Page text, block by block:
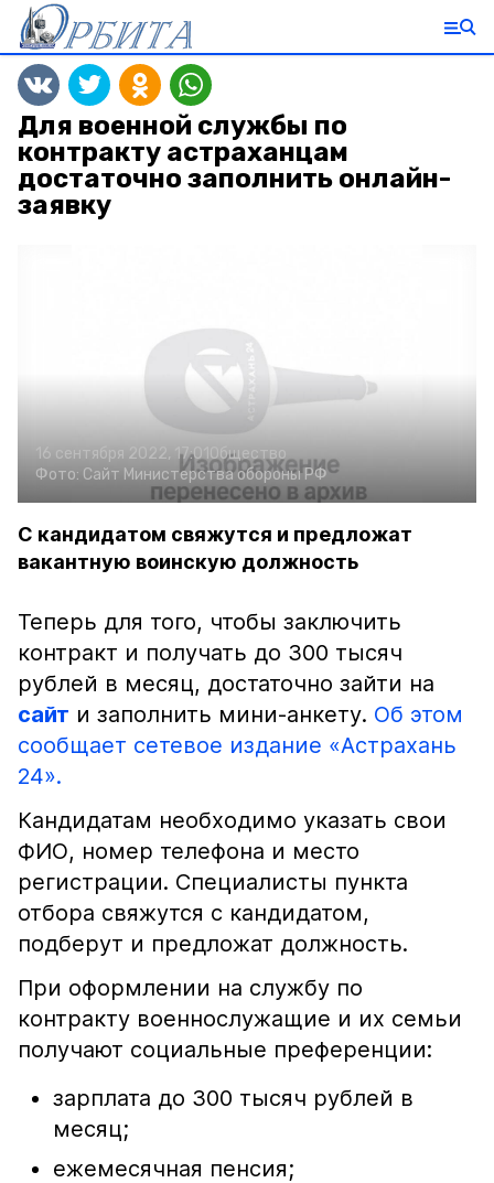
Для военной службы по
контракту астраханцам
достаточно заполнить онлайн-
заявку
16 сентября 2022, 17:01 Общество
Фото: Сайт Министерства обороны РФ
С кандидатом свяжутся и предложат
вакантную воинскую должность
Теперь для того, чтобы заключить
контракт и получать до 300 тысяч
рублей в месяц, достаточно зайти на
сайт и заполнить мини-анкету. Об этом
сообщает сетевое издание «Астрахань
24».
Кандидатам необходимо указать свои
ФИО, номер телефона и место
регистрации. Специалисты пункта
отбора свяжутся с кандидатом,
подберут и предложат должность.
При оформлении на службу по
контракту военнослужащие и их семьи
получают социальные преференции:
зарплата до 300 тысяч рублей в
месяц;
ежемесячная пенсия;